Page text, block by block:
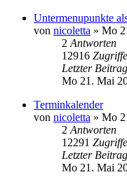
Untermenupunkte
von nicoletta » Mo
2 Antworten
12916 Zugriffe
Letzter Beitrag
Mo 21. Mai
Terminkalender
von nicoletta » Mo
2 Antworten
12291 Zugriffe
Letzter Beitrag
Mo 21. Mai